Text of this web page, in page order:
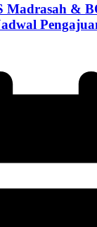
Madrasah &